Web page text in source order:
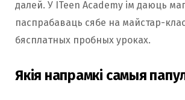
далей. У ITeen Academy ім даюць
паспрабаваць сябе на майстар-
бясплатных пробных уроках.
Якія напрамкі самыя